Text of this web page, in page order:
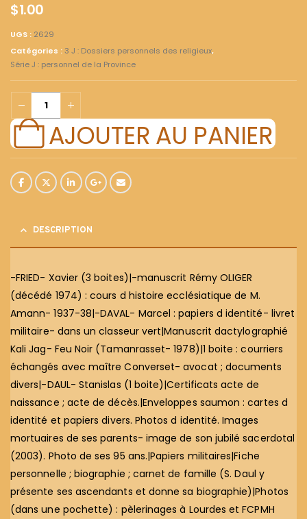
$1.00
UGS : 2629
Catégories : 3 J : Dossiers personnels des religieux,
Série J : personnel de la Province
AJOUTER AU PANIER
DESCRIPTION
-FRIED- Xavier (3 boites)|-manuscrit Rémy OLIGER
(décédé 1974) : cours d histoire ecclésiatique de M.
Amann- 1937-38|-DAVAL- Marcel : papiers d identité- livret
militaire- dans un classeur vert|Manuscrit dactylographié
Kali Jag- Feu Noir (Tamanrasset- 1978)|1 boite : courriers
échangés avec maître Converset- avocat ; documents
divers|-DAUL- Stanislas (1 boite)|Certificats acte de
naissance ; acte de décès.|Enveloppes saumon : cartes d
identité et papiers divers. Photos d identité. Images
mortuaires de ses parents- image de son jubilé sacerdotal
(2003). Photo de ses 95 ans.|Papiers militaires|Fiche
personnelle ; biographie ; carnet de famille (S. Daul y
présente ses ascendants et donne sa biographie)|Photos
(dans une pochette) : pèlerinages à Lourdes et FCPMH